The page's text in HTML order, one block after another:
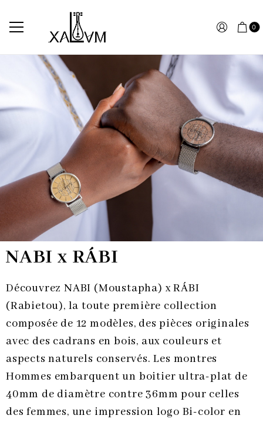
0
NABI x RÁBI
Découvrez NABI (Moustapha) x RÁBI
(Rabietou), la toute première collection
composée de 12 modèles, des pièces originales
avec des cadrans en bois, aux couleurs et
aspects naturels conservés. Les montres
Hommes embarquent un boitier ultra-plat de
40mm de diamètre contre 36mm pour celles
des femmes, une impression logo Bi-color en